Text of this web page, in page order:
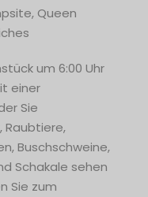
Queen
um 6:00 Uhr
einer
Sie
Raubtiere,
Buschschweine,
Schakale sehen
Sie zum